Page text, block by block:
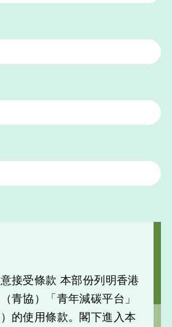
接受條款 本部份列明香港
青協）「青年減碳平台」
）的使用條款。閣下進入本